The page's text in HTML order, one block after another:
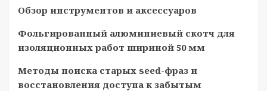
Обзор инструментов и аксессуаров
Фольгированный алюминиевый скотч для
изоляционных работ шириной 50 мм
Методы поиска старых seed-фраз и
восстановления доступа к забытым